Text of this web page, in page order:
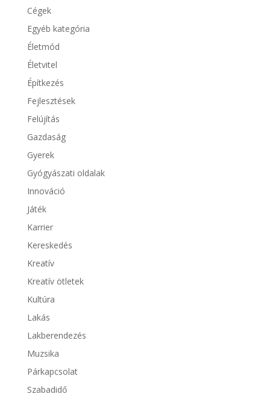
Cégek
Egyéb kategória
Életmód
Életvitel
Építkezés
Fejlesztések
Felújítás
Gazdaság
Gyerek
Gyógyászati oldalak
Innováció
Játék
Karrier
Kereskedés
Kreatív
Kreatív ötletek
Kultúra
Lakás
Lakberendezés
Muzsika
Párkapcsolat
Szabadidő